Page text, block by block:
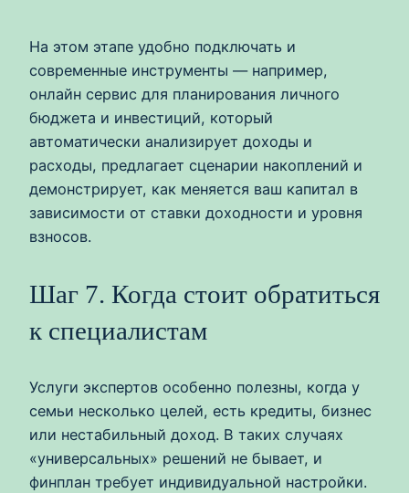
На этом этапе удобно подключать и
современные инструменты — например,
онлайн сервис для планирования личного
бюджета и инвестиций, который
автоматически анализирует доходы и
расходы, предлагает сценарии накоплений и
демонстрирует, как меняется ваш капитал в
зависимости от ставки доходности и уровня
взносов.
Шаг 7. Когда стоит обратиться
к специалистам
Услуги экспертов особенно полезны, когда у
семьи несколько целей, есть кредиты, бизнес
или нестабильный доход. В таких случаях
«универсальных» решений не бывает, и
финплан требует индивидуальной настройки.